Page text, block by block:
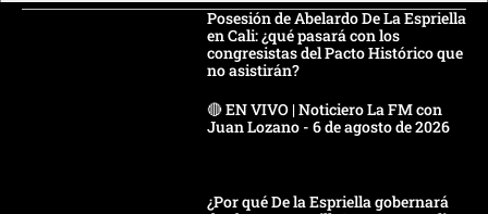
Posesión de Abelardo De La Espriella
en Cali: ¿qué pasará con los
congresistas del Pacto Histórico que
no asistirán?
🔴 EN VIVO | Noticiero La FM con
Juan Lozano - 6 de agosto de 2026
¿Por qué De la Espriella gobernará